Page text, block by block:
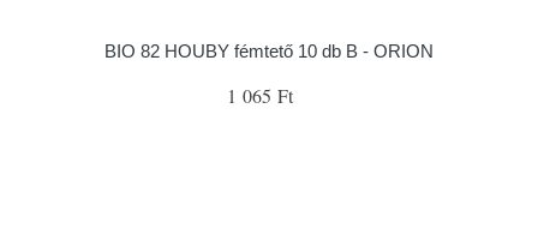
BIO 82 HOUBY fémtető 10 db B - ORION
1 065 Ft